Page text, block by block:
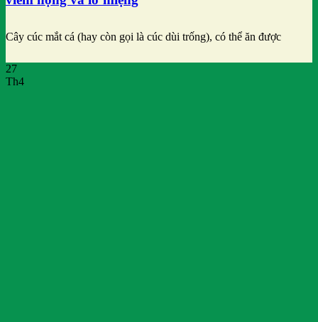
Cây cúc mắt cá (hay còn gọi là cúc dùi trống), có thể ăn được
27
Th4